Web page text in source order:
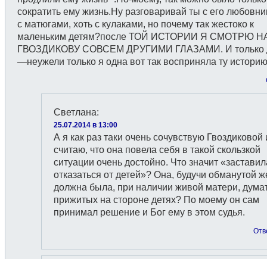
сократить ему жизнь.Ну разговаривай ты с его
с матюгами, хоть с кулаками, но почему так жестоко к
маленьким детям?после ТОЙ ИСТОРИИ Я СМОТРЮ
ГВОЗДИКОВУ СОВСЕМ ДРУГИМИ ГЛАЗАМИ. И только
—неужели только я одна вот так восприняла ту
Светлана:
25.07.2014 в 13:00
А я как раз таки очень сочувствую Гвоздиковой
считаю, что она повела себя в такой скользкой
ситуации очень достойно. Что значит
отказаться от детей»? Она, будучи обманутой
должна была, при наличии живой матери,
прижитых на стороне детях? По моему он сам
принимал решение и Бог ему в этом судья.